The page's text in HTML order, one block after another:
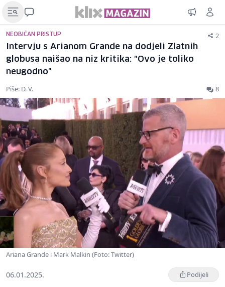
NEOBIČAN PRISTUP 2
Intervju s Arianom Grande na dodjeli Zlatnih
globusa naišao na niz kritika: "Ovo je toliko
neugodno"
Piše: D. V. 8
Ariana Grande i Mark Malkin (Foto: Twitter)
06.01.2025. Podijeli